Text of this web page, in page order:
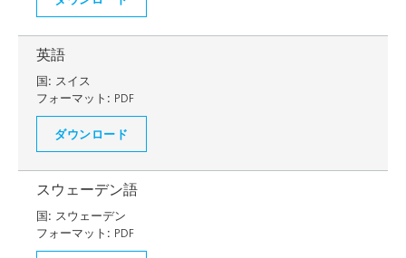
英語
国: スイス
フォーマット: PDF
ダウンロード
スウェーデン語
国: スウェーデン
フォーマット: PDF